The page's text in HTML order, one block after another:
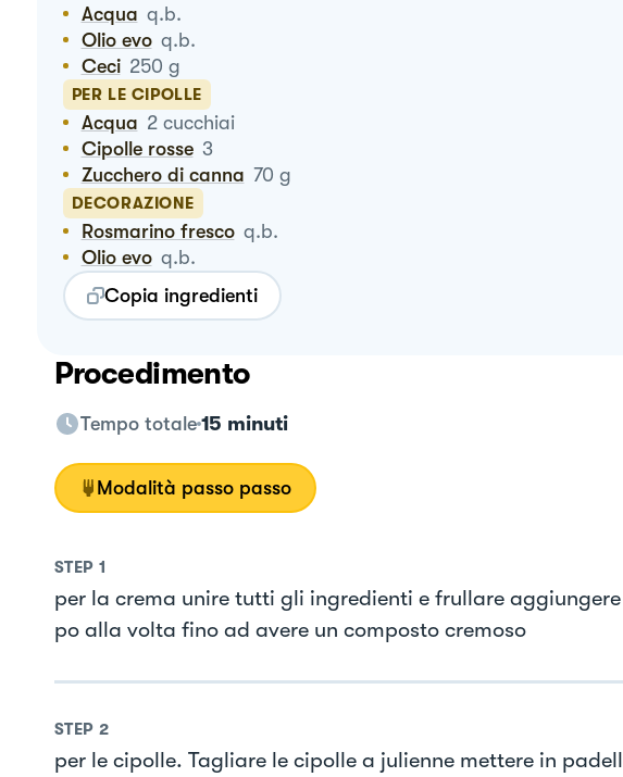
Acqua q.b.
Olio evo q.b.
Ceci 250 g
PER LE CIPOLLE
Acqua 2 cucchiai
Cipolle rosse 3
Zucchero di canna 70 g
DECORAZIONE
Rosmarino fresco q.b.
Olio evo q.b.
Copia ingredienti
Procedimento
Tempo totale 15 minuti
Modalità passo passo
STEP 1
per la crema unire tutti gli ingredienti e frullare
po alla volta fino ad avere un composto cremoso
STEP 2
per le cipolle. Tagliare le cipolle a julienne mettere in